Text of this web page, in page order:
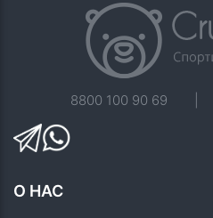
8800 100 90 69
О НАС